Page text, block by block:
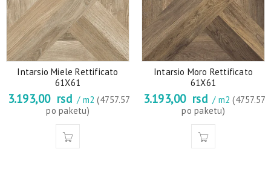
Intarsio Miele Rettificato
61X61
3.193,00 rsd / m2(4757.57
po paketu)
Intarsio Moro Rettificato
61X61
3.193,00 rsd / m2(4757.57
po paketu)